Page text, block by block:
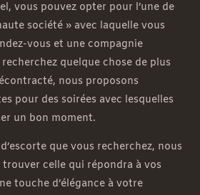
vous pouvez opter pour l’une de
société » avec laquelle vous
vous et une compagnie
quelque chose de plus
nous proposons
pour des soirées avec lesquelles
un bon moment.
que vous recherchez, nous
celle qui répondra à vos
touche d’élégance à votre